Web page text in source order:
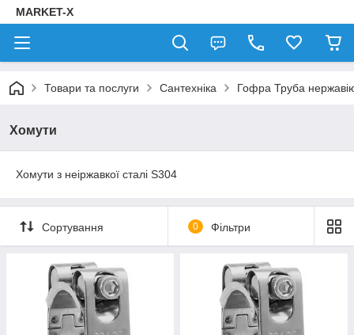
MARKET-X
Товари та послуги Сантехніка Гофра Труба
Хомути
Хомути з неіржавкої сталі S304
Сортування 0 Фільтри